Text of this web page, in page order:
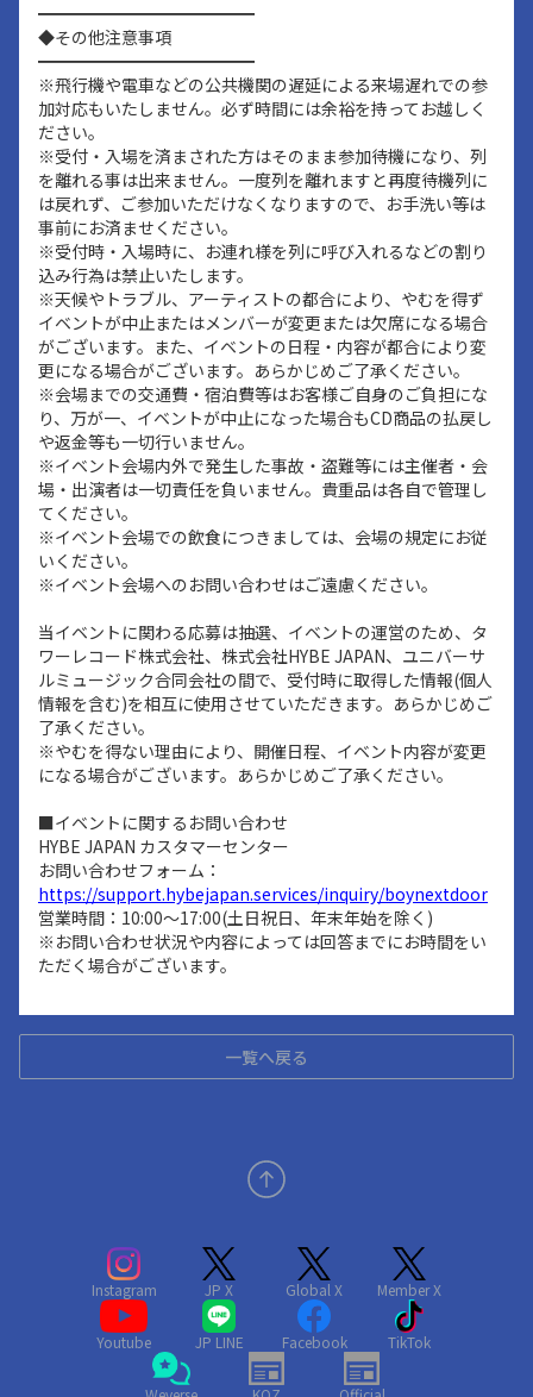
━━━━━━━━━━━━━
◆その他注意事項
━━━━━━━━━━━━━
※飛行機や電車などの公共機関の遅延による来場遅れでの参
加対応もいたしません。必ず時間には余裕を持ってお越しく
ださい。
※受付・入場を済まされた方はそのまま参加待機になり、列
を離れる事は出来ません。一度列を離れますと再度待機列に
は戻れず、ご参加いただけなくなりますので、お手洗い等は
事前にお済ませください。
※受付時・入場時に、お連れ様を列に呼び入れるなどの割り
込み行為は禁止いたします。
※天候やトラブル、アーティストの都合により、やむを得ず
イベントが中止またはメンバーが変更または欠席になる場合
がございます。また、イベントの日程・内容が都合により変
更になる場合がございます。あらかじめご了承ください。
※会場までの交通費・宿泊費等はお客様ご自身のご負担にな
り、万が一、イベントが中止になった場合もCD商品の払戻し
や返金等も一切行いません。
※イベント会場内外で発生した事故・盗難等には主催者・会
場・出演者は一切責任を負いません。貴重品は各自で管理し
てください。
※イベント会場での飲食につきましては、会場の規定にお従
いください。
※イベント会場へのお問い合わせはご遠慮ください。
当イベントに関わる応募は抽選、イベントの運営のため、タ
ワーレコード株式会社、株式会社HYBE JAPAN、ユニバーサ
ルミュージック合同会社の間で、受付時に取得した情報(個人
情報を含む)を相互に使用させていただきます。あらかじめご
了承ください。
※やむを得ない理由により、開催日程、イベント内容が変更
になる場合がございます。あらかじめご了承ください。
■イベントに関するお問い合わせ
HYBE JAPAN カスタマーセンター
お問い合わせフォーム：
https://support.hybejapan.services/inquiry/boynextdoor
営業時間：10:00～17:00(土日祝日、年末年始を除く)
※お問い合わせ状況や内容によっては回答までにお時間をい
ただく場合がございます。
一覧へ戻る
Instagram JP X Global X Member X
Youtube JP LINE Facebook TikTok